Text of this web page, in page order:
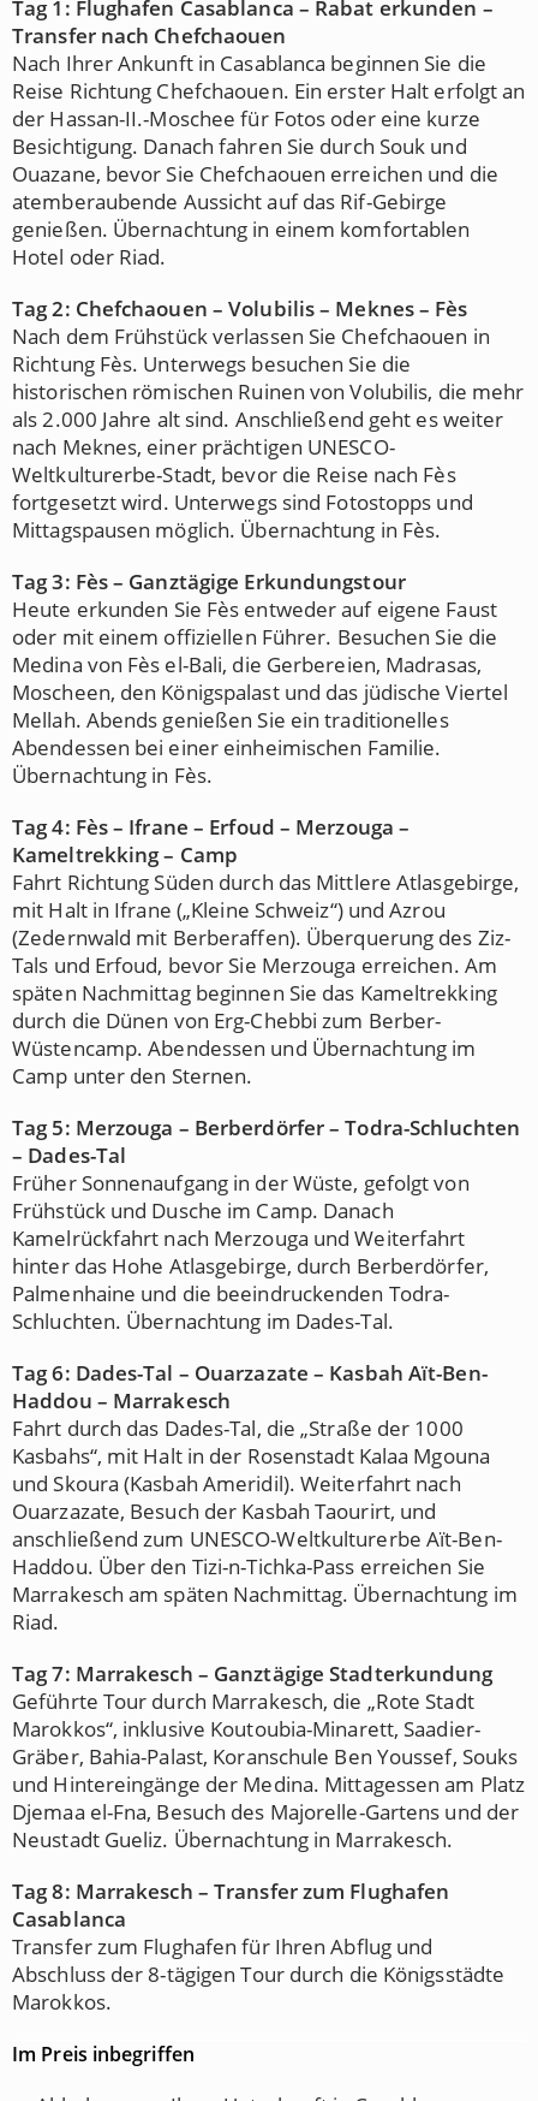
Tag 1: Flughafen Casablanca – Rabat erkunden –
Transfer nach Chefchaouen
Nach Ihrer Ankunft in Casablanca beginnen Sie die
Reise Richtung Chefchaouen. Ein erster Halt erfolgt an
der Hassan-II.-Moschee für Fotos oder eine kurze
Besichtigung. Danach fahren Sie durch Souk und
Ouazane, bevor Sie Chefchaouen erreichen und die
atemberaubende Aussicht auf das Rif-Gebirge
genießen. Übernachtung in einem komfortablen
Hotel oder Riad.
Tag 2: Chefchaouen – Volubilis – Meknes – Fès
Nach dem Frühstück verlassen Sie Chefchaouen in
Richtung Fès. Unterwegs besuchen Sie die
historischen römischen Ruinen von Volubilis, die mehr
als 2.000 Jahre alt sind. Anschließend geht es weiter
nach Meknes, einer prächtigen UNESCO-
Weltkulturerbe-Stadt, bevor die Reise nach Fès
fortgesetzt wird. Unterwegs sind Fotostopps und
Mittagspausen möglich. Übernachtung in Fès.
Tag 3: Fès – Ganztägige Erkundungstour
Heute erkunden Sie Fès entweder auf eigene Faust
oder mit einem offiziellen Führer. Besuchen Sie die
Medina von Fès el-Bali, die Gerbereien, Madrasas,
Moscheen, den Königspalast und das jüdische Viertel
Mellah. Abends genießen Sie ein traditionelles
Abendessen bei einer einheimischen Familie.
Übernachtung in Fès.
Tag 4: Fès – Ifrane – Erfoud – Merzouga –
Kameltrekking – Camp
Fahrt Richtung Süden durch das Mittlere Atlasgebirge,
mit Halt in Ifrane („Kleine Schweiz“) und Azrou
(Zedernwald mit Berberaffen). Überquerung des Ziz-
Tals und Erfoud, bevor Sie Merzouga erreichen. Am
späten Nachmittag beginnen Sie das Kameltrekking
durch die Dünen von Erg-Chebbi zum Berber-
Wüstencamp. Abendessen und Übernachtung im
Camp unter den Sternen.
Tag 5: Merzouga – Berberdörfer – Todra-Schluchten
– Dades-Tal
Früher Sonnenaufgang in der Wüste, gefolgt von
Frühstück und Dusche im Camp. Danach
Kamelrückfahrt nach Merzouga und Weiterfahrt
hinter das Hohe Atlasgebirge, durch Berberdörfer,
Palmenhaine und die beeindruckenden Todra-
Schluchten. Übernachtung im Dades-Tal.
Tag 6: Dades-Tal – Ouarzazate – Kasbah Aït-Ben-
Haddou – Marrakesch
Fahrt durch das Dades-Tal, die „Straße der 1000
Kasbahs“, mit Halt in der Rosenstadt Kalaa Mgouna
und Skoura (Kasbah Ameridil). Weiterfahrt nach
Ouarzazate, Besuch der Kasbah Taourirt, und
anschließend zum UNESCO-Weltkulturerbe Aït-Ben-
Haddou. Über den Tizi-n-Tichka-Pass erreichen Sie
Marrakesch am späten Nachmittag. Übernachtung im
Riad.
Tag 7: Marrakesch – Ganztägige Stadterkundung
Geführte Tour durch Marrakesch, die „Rote Stadt
Marokkos“, inklusive Koutoubia-Minarett, Saadier-
Gräber, Bahia-Palast, Koranschule Ben Youssef, Souks
und Hintereingänge der Medina. Mittagessen am Platz
Djemaa el-Fna, Besuch des Majorelle-Gartens und der
Neustadt Gueliz. Übernachtung in Marrakesch.
Tag 8: Marrakesch – Transfer zum Flughafen
Casablanca
Transfer zum Flughafen für Ihren Abflug und
Abschluss der 8-tägigen Tour durch die Königsstädte
Marokkos.
Im Preis inbegriffen